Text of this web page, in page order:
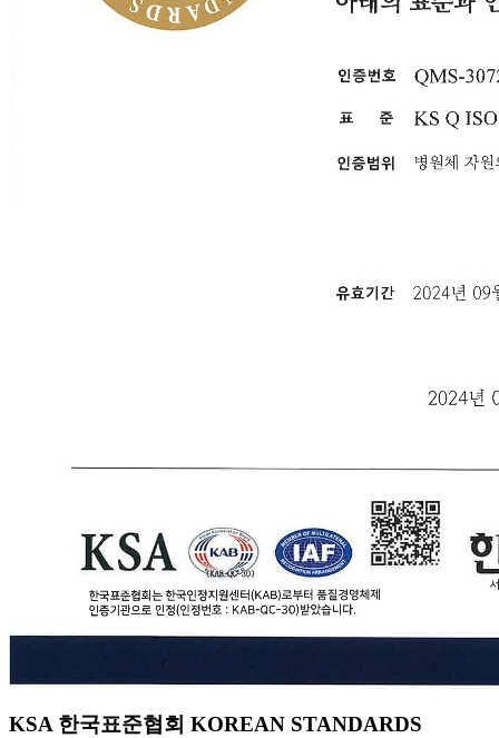
KSA 한국표준협회 KOREAN STANDARDS